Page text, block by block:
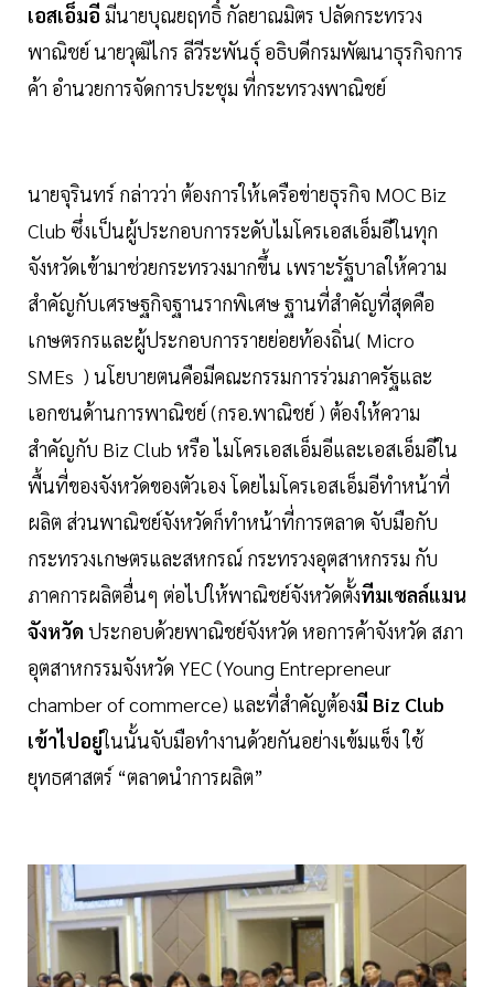
เอสเอ็มอี มีนายบุณยฤทธิ์ กัลยาณมิตร ปลัดกระทรวง
พาณิชย์ นายวุฒิไกร ลีวีระพันธุ์ อธิบดีกรมพัฒนาธุรกิจการ
ค้า อำนวยการจัดการประชุม ที่กระทรวงพาณิชย์
นายจุรินทร์ กล่าวว่า ต้องการให้เครือข่ายธุรกิจ MOC Biz
Club ซึ่งเป็นผู้ประกอบการระดับไมโครเอสเอ็มอีในทุก
จังหวัดเข้ามาช่วยกระทรวงมากขึ้น เพราะรัฐบาลให้ความ
สำคัญกับเศรษฐกิจฐานรากพิเศษ ฐานที่สำคัญที่สุดคือ
เกษตรกรและผู้ประกอบการรายย่อยท้องถิ่น( Micro
SMEs ) นโยบายตนคือมีคณะกรรมการร่วมภาครัฐและ
เอกชนด้านการพาณิชย์ (กรอ.พาณิชย์ ) ต้องให้ความ
สำคัญกับ Biz Club หรือ ไมโครเอสเอ็มอีและเอสเอ็มอีใน
พื้นที่ของจังหวัดของตัวเอง โดยไมโครเอสเอ็มอีทำหน้าที่
ผลิต ส่วนพาณิชย์จังหวัดก็ทำหน้าที่การตลาด จับมือกับ
กระทรวงเกษตรและสหกรณ์ กระทรวงอุตสาหกรรม กับ
ภาคการผลิตอื่นๆ ต่อไปให้พาณิชย์จังหวัดตั้งทีมเซลล์แมน
จังหวัด ประกอบด้วยพาณิชย์จังหวัด หอการค้าจังหวัด สภา
อุตสาหกรรมจังหวัด YEC (Young Entrepreneur
chamber of commerce) และที่สำคัญต้องมี Biz Club
เข้าไปอยู่ในนั้นจับมือทำงานด้วยกันอย่างเข้มแข็ง ใช้
ยุทธศาสตร์ “ตลาดนำการผลิต”